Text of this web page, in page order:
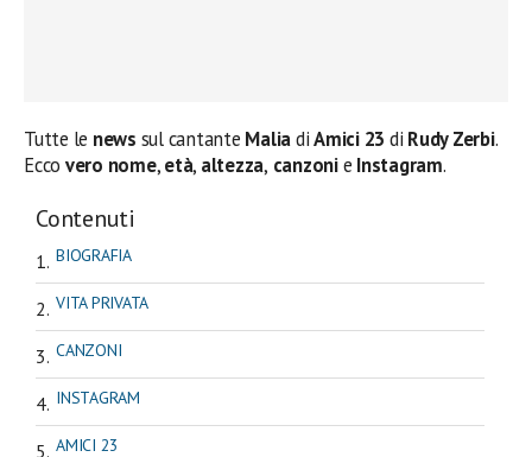
Tutte le news sul cantante MaliadiAmici 23 di Rudy Zerbi.
Ecco vero nome,età, altezza, canzonie Instagram.
Contenuti
BIOGRAFIA
VITA PRIVATA
CANZONI
INSTAGRAM
AMICI 23